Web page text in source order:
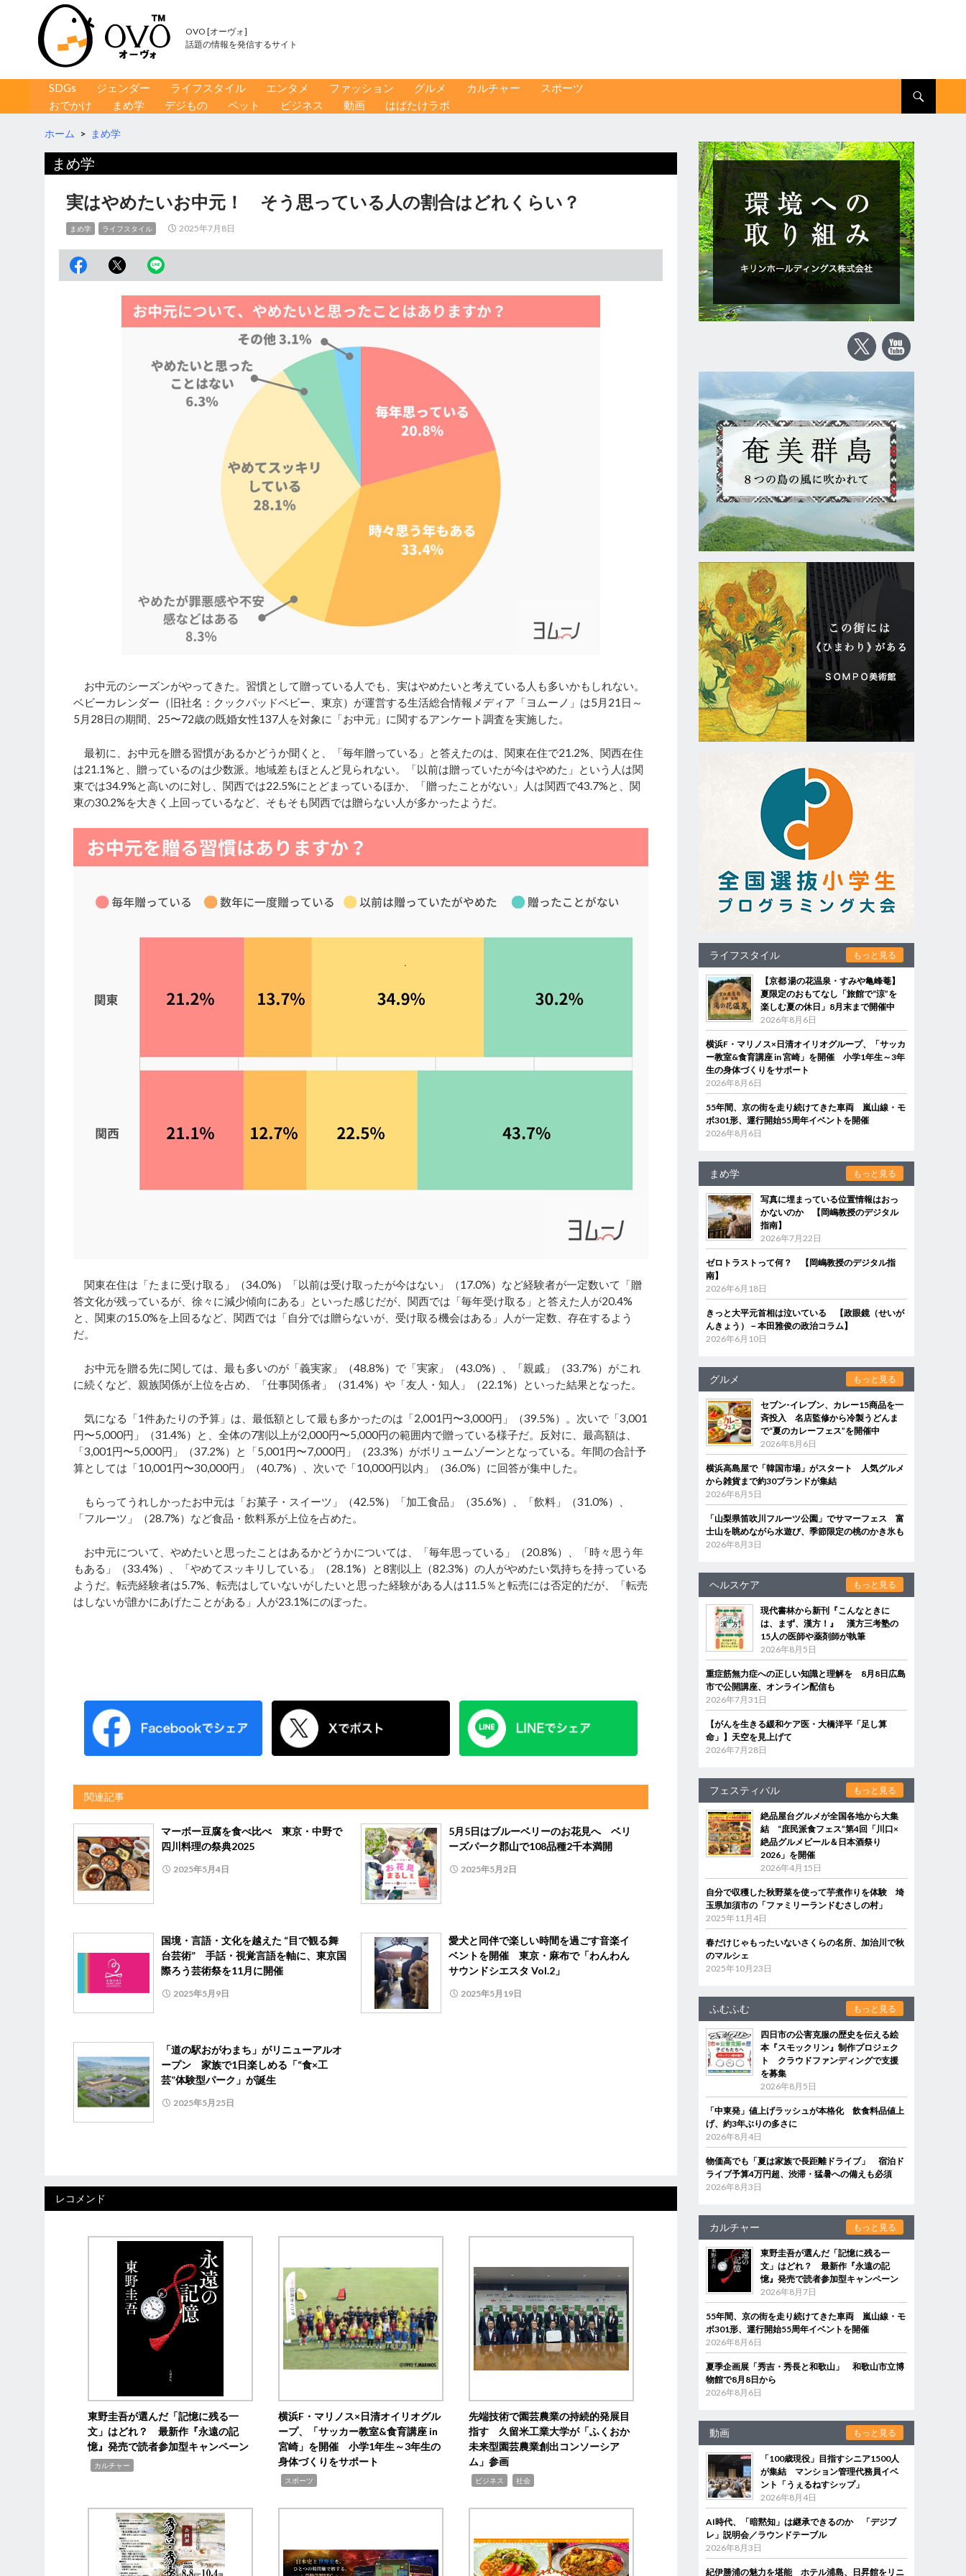
OVO [オーヴォ]
話題の情報を発信するサイト
コンテンツへ移動
SDGs ジェンダー ライフスタイル エンタメ ファッション グルメ カルチャー
スポーツ
おでかけ
まめ学 デジもの ペット ビジネス 動画 はばたけラボ
ホーム > まめ学
まめ学
実はやめたいお中元！ そう思っている人の割合はどれくらい？
まめ学 ライフスタイル 2025年7月8日
お中元のシーズンがやってきた。習慣として贈っている人でも、実はやめたいと考えている人も多いかもしれない。
ベビーカレンダー（旧社名：クックパッドベビー、東京）が運営する生活総合情報メディア「ヨムーノ」は5月21日～
5月28日の期間、25〜72歳の既婚女性137人を対象に「お中元」に関するアンケート調査を実施した。
最初に、お中元を贈る習慣があるかどうか聞くと、「毎年贈っている」と答えたのは、関東在住で21.2%、関西在住
は21.1%と、贈っているのは少数派。地域差もほとんど見られない。「以前は贈っていたが今はやめた」という人は関
東では34.9%と高いのに対し、関西では22.5%にとどまっているほか、「贈ったことがない」人は関西で43.7%と、関
東の30.2%を大きく上回っているなど、そもそも関西では贈らない人が多かったようだ。
関東在住は「たまに受け取る」（34.0%）「以前は受け取ったが今はない」（17.0%）など経験者が一定数いて「贈
答文化が残っているが、徐々に減少傾向にある」といった感じだが、関西では「毎年受け取る」と答えた人が20.4%
と、関東の15.0%を上回るなど、関西では「自分では贈らないが、受け取る機会はある」人が一定数、存在するよう
だ。
お中元を贈る先に関しては、最も多いのが「義実家」（48.8%）で「実家」（43.0%）、「親戚」（33.7%）がこれ
に続くなど、親族関係が上位を占め、「仕事関係者」（31.4%）や「友人・知人」（22.1%）といった結果となった。
気になる「1件あたりの予算」は、最低額として最も多かったのは「2,001円〜3,000円」（39.5%）。次いで「3,001
円〜5,000円」（31.4%）と、全体の7割以上が2,000円〜5,000円の範囲内で贈っている様子だ。反対に、最高額は、
「3,001円〜5,000円」（37.2%）と「5,001円〜7,000円」（23.3%）がボリュームゾーンとなっている。年間の合計予
算としては「10,001円〜30,000円」（40.7%）、次いで「10,000円以内」（36.0%）に回答が集中した。
もらってうれしかったお中元は「お菓子・スイーツ」（42.5%）「加工食品」（35.6%）、「飲料」（31.0%）、
「フルーツ」（28.7%）など食品・飲料系が上位を占めた。
お中元について、やめたいと思ったことはあるかどうかについては、「毎年思っている」（20.8%）、「時々思う年
もある」（33.4%）、「やめてスッキリしている」（28.1%）と8割以上（82.3%）の人がやめたい気持ちを持っている
ようだ。転売経験者は5.7%、転売はしていないがしたいと思った経験がある人は11.5％と転売には否定的だが、「転売
はしないが誰かにあげたことがある」人が23.1%にのぼった。
関連記事
マーボー豆腐を食べ比べ 東京・中野で
四川料理の祭典2025
2025年5月4日
5月5日はブルーベリーのお花見へ ベリ
ーズパーク郡山で108品種2千本満開
2025年5月2日
国境・言語・文化を越えた “目で観る舞
台芸術” 手話・視覚言語を軸に、東京国
際ろう芸術祭を11月に開催
2025年5月9日
愛犬と同伴で楽しい時間を過ごす音楽イ
ベントを開催 東京・麻布で「わんわん
サウンドシエスタ Vol.2」
2025年5月19日
「道の駅おがわまち」がリニューアルオ
ープン 家族で1日楽しめる「“食×工
芸”体験型パーク」が誕生
2025年5月25日
レコメンド
東野圭吾が選んだ「記憶に残る一
文」はどれ？ 最新作『永遠の記
憶』発売で読者参加型キャンペーン
カルチャー
横浜F・マリノス×日清オイリオグル
ープ、「サッカー教室&食育講座 in
宮崎」を開催 小学1年生～3年生の
身体づくりをサポート
スポーツ
先端技術で園芸農業の持続的発展目
指す 久留米工業大学が「ふくおか
未来型園芸農業創出コンソーシア
ム」参画
ビジネス 社会
ライフスタイル もっと見る
【京都 湯の花温泉・すみや亀峰菴】
夏限定のおもてなし「旅館で“涼”を
楽しむ夏の休日」8月末まで開催中
2026年8月6日
横浜F・マリノス×日清オイリオグループ、「サッカ
ー教室&食育講座 in 宮崎」を開催 小学1年生～3年
生の身体づくりをサポート
2026年8月6日
55年間、京の街を走り続けてきた車両 嵐山線・モ
ボ301形、運行開始55周年イベントを開催
2026年8月6日
まめ学 もっと見る
写真に埋まっている位置情報はおっ
かないのか 【岡嶋教授のデジタル
指南】
2026年7月22日
ゼロトラストって何？ 【岡嶋教授のデジタル指
南】
2026年6月18日
きっと大平元首相は泣いている 【政眼鏡（せいが
んきょう）－本田雅俊の政治コラム】
2026年6月10日
グルメ もっと見る
セブン‐イレブン、カレー15商品を一
斉投入 名店監修から冷製うどんま
で“夏のカレーフェス”を開催中
2026年8月6日
横浜高島屋で「韓国市場」がスタート 人気グルメ
から雑貨まで約30ブランドが集結
2026年8月5日
「山梨県笛吹川フルーツ公園」でサマーフェス 富
士山を眺めながら水遊び、季節限定の桃のかき氷も
2026年8月3日
ヘルスケア もっと見る
現代書林から新刊『こんなときに
は、まず、漢方！』 漢方三考塾の
15人の医師や薬剤師が執筆
2026年8月5日
重症筋無力症への正しい知識と理解を 8月8日広島
市で公開講座、オンライン配信も
2026年7月31日
【がんを生きる緩和ケア医・大橋洋平「足し算
命」】天空を見上げて
2026年7月28日
フェスティバル もっと見る
絶品屋台グルメが全国各地から大集
結 “庶民派食フェス”第4回「川口×
絶品グルメビール＆日本酒祭り
2026」を開催
2026年4月15日
自分で収穫した秋野菜を使って芋煮作りを体験 埼
玉県加須市の「ファミリーランドむさしの村」
2025年11月4日
春だけじゃもったいないさくらの名所、加治川で秋
のマルシェ
2025年10月23日
ふむふむ もっと見る
四日市の公害克服の歴史を伝える絵
本『スモックリン』制作プロジェク
ト クラウドファンディングで支援
を募集
2026年8月5日
「中東発」値上げラッシュが本格化 飲食料品値上
げ、約3年ぶりの多さに
2026年8月4日
物価高でも「夏は家族で長距離ドライブ」 宿泊ド
ライブ予算4万円超、渋滞・猛暑への備えも必須
2026年8月3日
カルチャー もっと見る
東野圭吾が選んだ「記憶に残る一
文」はどれ？ 最新作『永遠の記
憶』発売で読者参加型キャンペーン
2026年8月7日
55年間、京の街を走り続けてきた車両 嵐山線・モ
ボ301形、運行開始55周年イベントを開催
2026年8月6日
夏季企画展「秀吉・秀長と和歌山」 和歌山市立博
物館で8月8日から
2026年8月6日
動画 もっと見る
「100歳現役」目指すシニア1500人
が集結 マンション管理代務員イベ
ント「うぇるねすシップ」
2026年8月4日
AI時代、「暗黙知」は継承できるのか 「デジブ
レ」説明会／ラウンドテーブル
2026年8月3日
紀伊勝浦の魅力を堪能 ホテル浦島、日昇館をリニ